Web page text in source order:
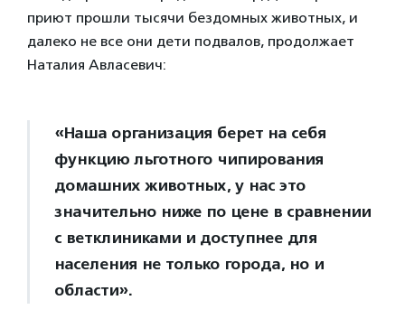
приют прошли тысячи бездомных животных, и
далеко не все они дети подвалов, продолжает
Наталия Авласевич:
«Наша организация берет на себя
функцию льготного чипирования
домашних животных, у нас это
значительно ниже по цене в сравнении
с ветклиниками и доступнее для
населения не только города, но и
области».